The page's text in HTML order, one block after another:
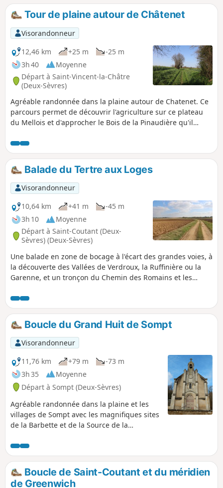
Tour de plaine autour de Châtenet
Visorandonneur
12,46 km
+25 m
-25 m
3h 40
Moyenne
Départ à Saint-Vincent-la-Châtre
(Deux-Sèvres)
Agréable randonnée dans la plaine autour de Chatenet. Ce
parcours permet de découvrir l'agriculture sur ce plateau
du Mellois et d'approcher le Bois de la Pinaudière qu'il
traditionnel sont également visibles.
Balade du Tertre aux Loges
Visorandonneur
10,64 km
+41 m
-45 m
3h 10
Moyenne
Départ à Saint-Coutant (Deux-
Sèvres) (Deux-Sèvres)
Une balade en zone de bocage à l'écart des grandes voies, à
la découverte des Vallées de Verdroux, la Ruffinière ou la
Garenne, et un tronçon du Chemin des Romains et les
bel aperçu du bâti traditionnel.
Boucle du Grand Huit de Sompt
Visorandonneur
11,76 km
+79 m
-73 m
3h 35
Moyenne
Départ à Sompt (Deux-Sèvres)
Agréable randonnée dans la plaine et les
villages de Sompt avec les magnifiques sites
de la Barbette et de la Source de la
Grand Huit, l'autre élément étant situé sur
l'ancienne commune de Chail.
Boucle de Saint-Coutant et du méridien
de Greenwich